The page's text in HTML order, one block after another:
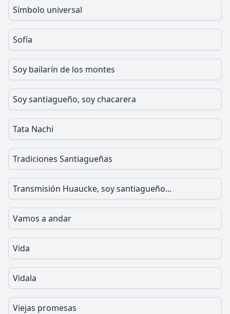
Símbolo universal
Sofía
Soy bailarín de los montes
Soy santiagueño, soy chacarera
Tata Nachi
Tradiciones Santiagueñas
Transmisión Huaucke, soy santiagueño...
Vamos a andar
Vida
Vidala
Viejas promesas